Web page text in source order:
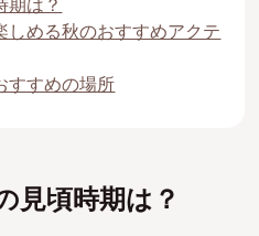
期は？
める秋のおすすめアクテ
すすめの場所
見頃時期は？